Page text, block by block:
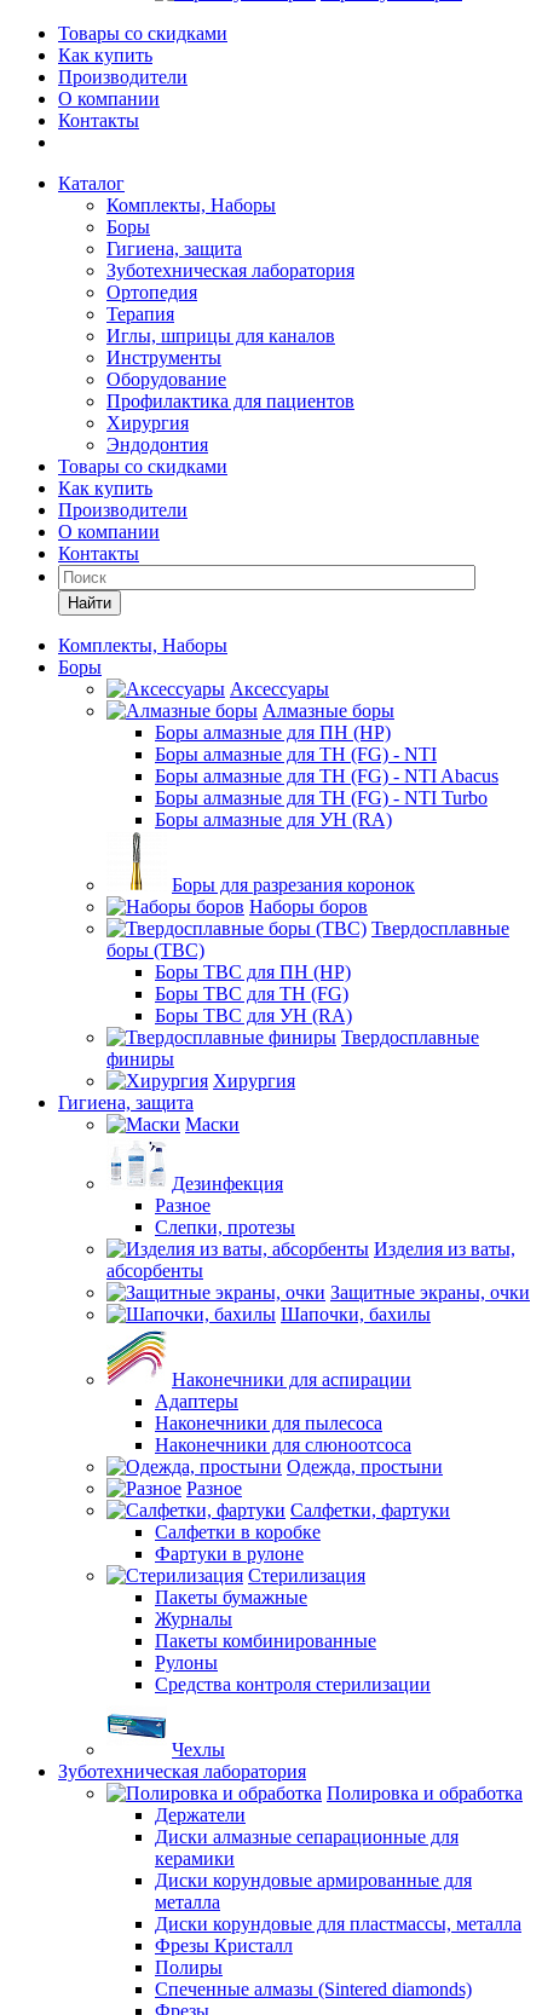
Товары со скидками
Как купить
Производители
О компании
Контакты
Каталог
Комплекты, Наборы
Боры
Гигиена, защита
Зуботехническая лаборатория
Ортопедия
Терапия
Иглы, шприцы для каналов
Инструменты
Оборудование
Профилактика для пациентов
Хирургия
Эндодонтия
Товары со скидками
Как купить
Производители
О компании
Контакты
Найти
Комплекты, Наборы
Боры
Аксессуары
Алмазные боры
Боры алмазные для ПН (HP)
Боры алмазные для ТН (FG) - NTI
Боры алмазные для ТН (FG) - NTI Abacus
Боры алмазные для ТН (FG) - NTI Turbo
Боры алмазные для УН (RA)
Боры для разрезания коронок
Наборы боров
Твердосплавные
боры (ТВС)
Боры ТВС для ПН (HP)
Боры ТВС для ТН (FG)
Боры ТВС для УН (RA)
Твердосплавные
финиры
Хирургия
Гигиена, защита
Маски
Дезинфекция
Разное
Слепки, протезы
Изделия из ваты,
абсорбенты
Защитные экраны, очки
Шапочки, бахилы
Наконечники для аспирации
Адаптеры
Наконечники для пылесоса
Наконечники для слюноотсоса
Одежда, простыни
Разное
Салфетки, фартуки
Салфетки в коробке
Фартуки в рулоне
Стерилизация
Пакеты бумажные
Журналы
Пакеты комбинированные
Рулоны
Средства контроля стерилизации
Чехлы
Зуботехническая лаборатория
Полировка и обработка
Держатели
Диски алмазные сепарационные для
керамики
Диски корундовые армированные для
металла
Диски корундовые для пластмассы, металла
Фрезы Кристалл
Полиры
Спеченные алмазы (Sintered diamonds)
Фрезы